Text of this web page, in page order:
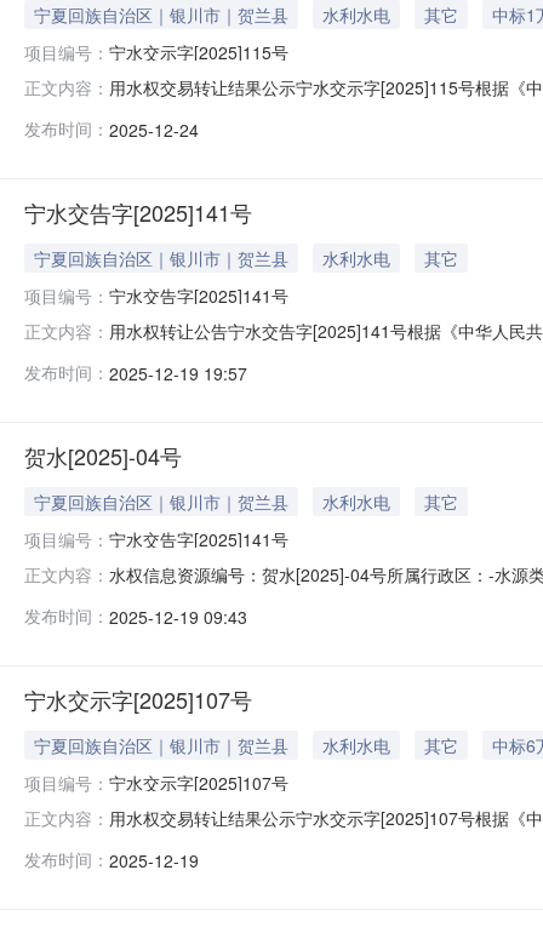
宁夏回族自治区｜银川市｜贺兰县 水利水电 其它
中标1
项目编号： 宁水交示字[2025]115号
正文内容： 用水权交易转让结果公示宁水交示字[2025]115号根据《
然资源要素交易市场用水权交易系统https://
发布时间： 2025-12-24
宁水交告字[2025]141号
宁夏回族自治区｜银川市｜贺兰县 水利水电
其它
项目编号： 宁水交告字[2025]141号
正文内容： 用水权转让公告宁水交告字[2025]141号根据《中华人民
资源交易平台自然资源要素交易市场用水权交易系统（
发布时间： 2025-12-19 19:57
贺水[2025]-04号
宁夏回族自治区｜银川市｜贺兰县 水利水电
其它
项目编号： 宁水交告字[2025]141号
正文内容： 水权信息资源编号：贺水[2025]-04号所属行政区：-水源
夏回族自治区用水权市场交易规则》等有关规定，宁夏
发布时间： 2025-12-19 09:43
宁水交示字[2025]107号
宁夏回族自治区｜银川市｜贺兰县 水利水电 其它
中标6
项目编号： 宁水交示字[2025]107号
正文内容： 用水权交易转让结果公示宁水交示字[2025]107号根据《
然资源要素交易市场用水权交易系统https://
发布时间： 2025-12-19